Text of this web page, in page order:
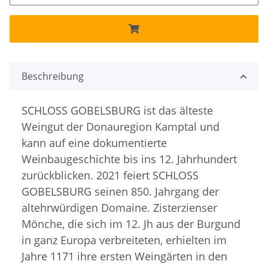
Beschreibung
SCHLOSS GOBELSBURG ist das älteste
Weingut der Donauregion Kamptal und
kann auf eine dokumentierte
Weinbaugeschichte bis ins 12. Jahrhundert
zurückblicken. 2021 feiert SCHLOSS
GOBELSBURG seinen 850. Jahrgang der
altehrwürdigen Domaine. Zisterzienser
Mönche, die sich im 12. Jh aus der Burgund
in ganz Europa verbreiteten, erhielten im
Jahre 1171 ihre ersten Weingärten in den